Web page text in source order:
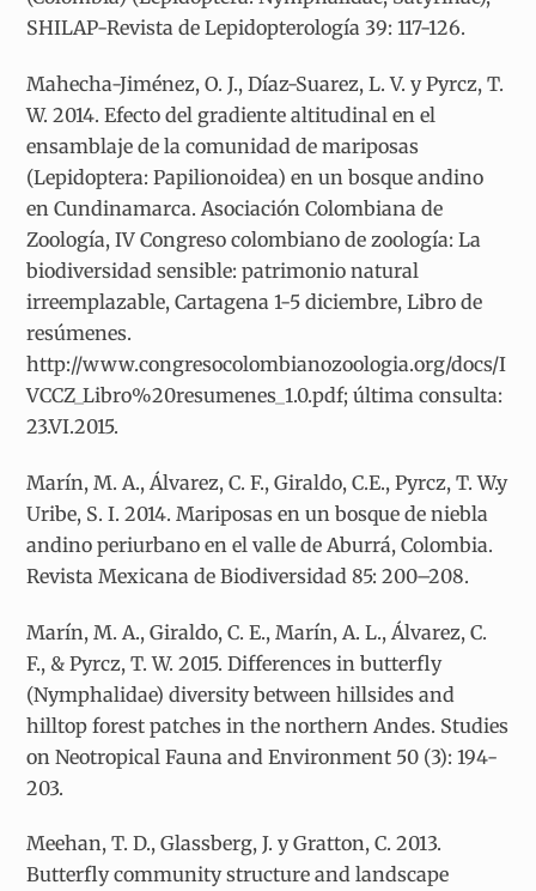
SHILAP-Revista de Lepidopterología 39: 117-126.
Mahecha-Jiménez, O. J., Díaz-Suarez, L. V. y Pyrcz, T.
W. 2014. Efecto del gradiente altitudinal en el
ensamblaje de la comunidad de mariposas
(Lepidoptera: Papilionoidea) en un bosque andino
en Cundinamarca. Asociación Colombiana de
Zoología, IV Congreso colombiano de zoología: La
biodiversidad sensible: patrimonio natural
irreemplazable, Cartagena 1-5 diciembre, Libro de
resúmenes.
http://www.congresocolombianozoologia.org/docs/I
VCCZ_Libro%20resumenes_1.0.pdf; última consulta:
23.VI.2015.
Marín, M. A., Álvarez, C. F., Giraldo, C.E., Pyrcz, T. W.y
Uribe, S. I. 2014. Mariposas en un bosque de niebla
andino periurbano en el valle de Aburrá, Colombia.
Revista Mexicana de Biodiversidad 85: 200–208.
Marín, M. A., Giraldo, C. E., Marín, A. L., Álvarez, C.
F., & Pyrcz, T. W. 2015. Differences in butterfly
(Nymphalidae) diversity between hillsides and
hilltop forest patches in the northern Andes. Studies
on Neotropical Fauna and Environment 50 (3): 194-
203.
Meehan, T. D., Glassberg, J. y Gratton, C. 2013.
Butterfly community structure and landscape